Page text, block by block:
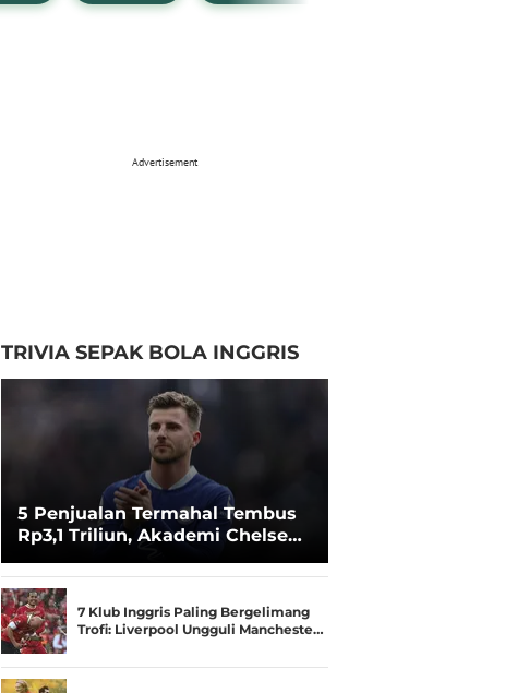
Advertisement
TRIVIA SEPAK BOLA INGGRIS
5 Penjualan Termahal Tembus
Rp3,1 Triliun, Akademi Chelsea
7 Klub Inggris Paling Bergelimang
Trofi: Liverpool Ungguli Mancheste…